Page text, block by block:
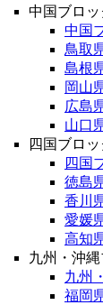
中国ブロッ
中国
鳥取
島根
岡山
広島
山口
四国ブロ
四国
徳島
香川
愛媛
高知
九州・沖
九州
福岡